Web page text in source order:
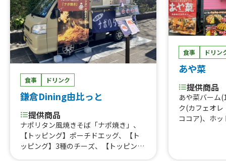
食事 ドリンク
鎌倉Dining由比っと
提供商品
ナポリタン風焼きそば「ナポ焼き」、
【トッピング】ポーチドエッグ、【ト
ッピング】3種のチーズ、【トッピン
食事 ドリン
あや菜
提供商品
あや菜バーム
ク(カフェオ
ココア)、ホ